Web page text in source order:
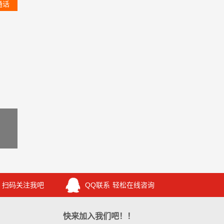
话
扫码关注我吧 QQ联系 轻松在线咨询
快来加入我们吧！！